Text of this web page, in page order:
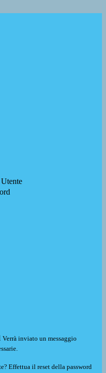
Verrà inviato un messaggio
Effettua il reset della password